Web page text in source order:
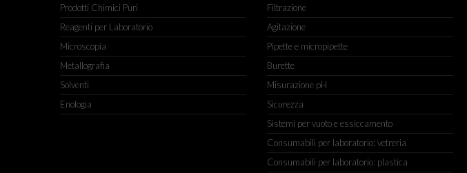
Prodotti Chimici Puri
Reagenti per Laboratorio
Microscopia
Metallografia
Solventi
Enologia
Filtrazione
Agitazione
Pipette e micropipette
Burette
Misurazione pH
Sicurezza
Sistemi per vuoto e essiccamento
Consumabili per laboratorio: vetreria
Consumabili per laboratorio: plastica